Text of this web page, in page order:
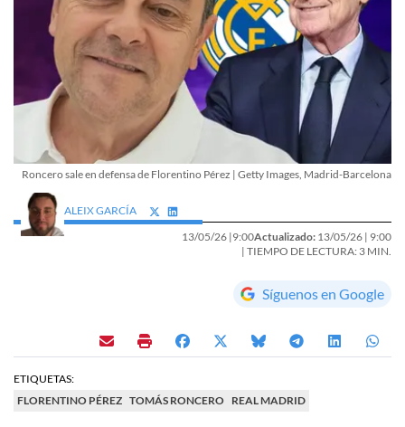
Roncero sale en defensa de Florentino Pérez | Getty Images, Madrid-Barcelona
ALEIX GARCÍA
13/05/26 |9:00Actualizado: 13/05/26 | 9:00
| TIEMPO DE LECTURA: 3 MIN.
Síguenos en Google
ETIQUETAS:
FLORENTINO PÉREZ TOMÁS RONCERO REAL MADRID